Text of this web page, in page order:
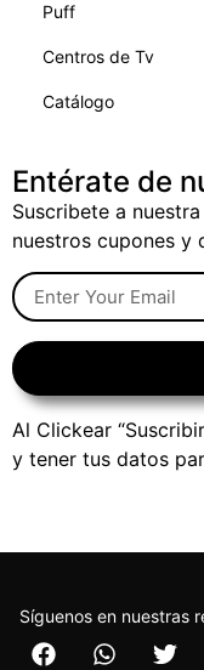
Puff
Centros de Tv
Catálogo
Entérate de
Suscribete a
nuestros cupones y
Al Clickear
y tener tus datos
Síguenos en nuestras